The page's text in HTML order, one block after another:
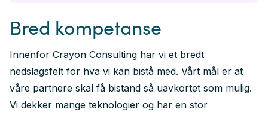
Assist Basis er grunnivået i tjenesten og gir
virksomheten tilgang til Crayons servicedesk samt
håndtering av saker innenfor definerte SLA‑er.
Dette gir en profesjonell støttefunksjon uten at
kunden må etablere egen spesialistkompetanse.
Bred kompetanse
Innenfor Crayon Consulting har vi et bredt
nedslagsfelt for hva vi kan bistå med. Vårt mål er at
våre partnere skal få bistand så uavkortet som mulig.
Vi dekker mange teknologier og har en stor